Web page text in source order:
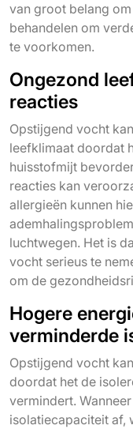
van groot belang
behandelen om
te voorkomen.
Ongezond
reacties
Opstijgend vocht
leefklimaat doordat
huisstofmijt
reacties kan
allergieën kunnen
luchtwegen. Het is
vocht serieus te
om de
Hogere
verminderde
Opstijgend vocht
doordat het de
vermindert.
isolatiecapaciteit af,